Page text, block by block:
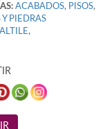
ACABADOS, PISOS,
PIEDRAS
,